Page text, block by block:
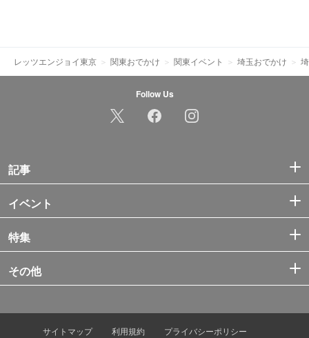
レッツエンジョイ東京 関東おでかけ 関東イベント 埼玉おでかけ
Follow Us
記事
イベント
特集
その他
サイトマップ 利用規約 プライバシーポリシー